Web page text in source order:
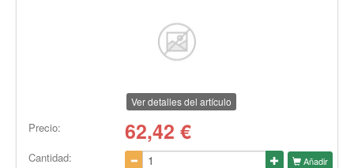
Ver detalles del artículo
Precio: 62,42 €
Cantidad: Añadir